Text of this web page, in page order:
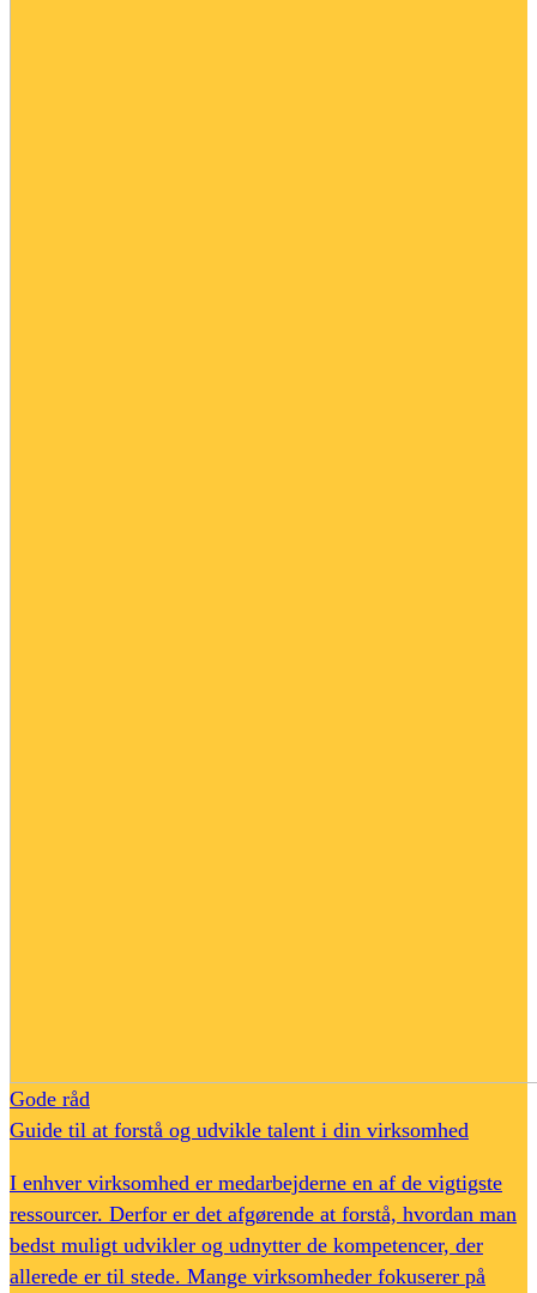
Gode råd
Guide til at forstå og udvikle talent i din virksomhed
I enhver virksomhed er medarbejderne en af de vigtigste
ressourcer. Derfor er det afgørende at forstå, hvordan man
bedst muligt udvikler og udnytter de kompetencer, der
allerede er til stede. Mange virksomheder fokuserer på